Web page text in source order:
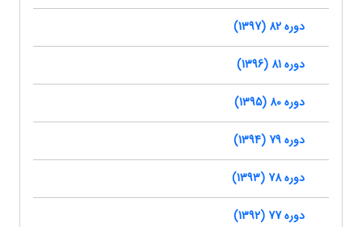
دوره 82 (1397)
دوره 81 (1396)
دوره 80 (1395)
دوره 79 (1394)
دوره 78 (1393)
دوره 77 (1392)